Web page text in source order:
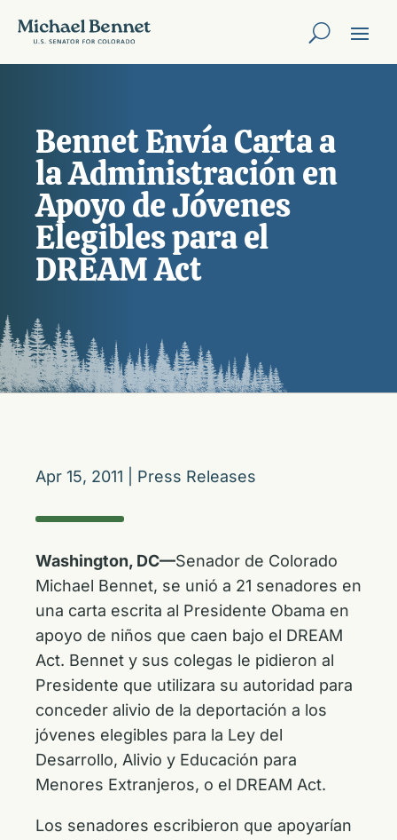
Bennet Enví­a Carta a
la Administración en
Apoyo de Jóvenes
Elegibles para el
DREAM Act
Apr 15, 2011 Press Releases
Washington, DC—Senador de Colorado
Michael Bennet, se unió a 21 senadores en
una carta escrita al Presidente Obama en
apoyo de niños que caen bajo el DREAM
Act. Bennet y sus colegas le pidieron al
Presidente que utilizara su autoridad para
conceder alivio de la deportación a los
jóvenes elegibles para la Ley del
Desarrollo, Alivio y Educación para
Menores Extranjeros, o el DREAM Act.
Los senadores escribieron que apoyarían